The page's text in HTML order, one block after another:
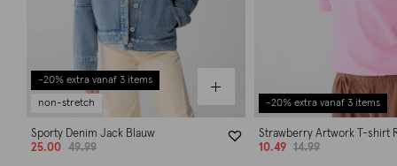
-20% extra vanaf 3 items
non-stretch
Sporty Denim Jack Blauw
25.00
49.99
-20% extra vanaf 3 items
Strawberry Artwork T-shirt
10.49
14.99